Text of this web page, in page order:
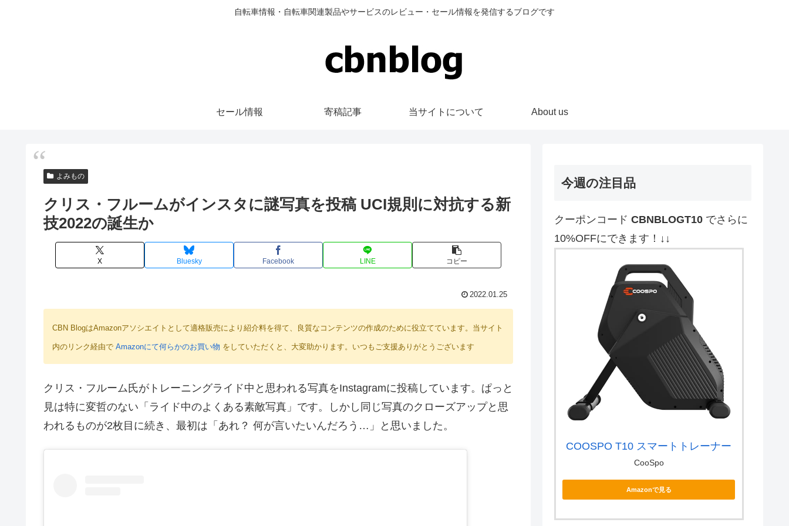
自転車情報・自転車関連製品やサービスのレビュー・セール情報を発信するブログです
セール情報 寄稿記事 当サイトについて About us
よみもの
クリス・フルームがインスタに謎写真を投稿 UCI規則に対抗する新
技2022の誕生か
X Bluesky Facebook LINE コピー
2022.01.25
CBN BlogはAmazonアソシエイトとして適格販売により紹介料を得て、良質なコンテンツの作成のために役立てています。当サイト
内のリンク経由で Amazonにて何らかのお買い物 をしていただくと、大変助かります。いつもご支援ありがとうございます
クリス・フルーム氏がトレーニングライド中と思われる写真をInstagramに投稿しています。ぱっと
見は特に変哲のない「ライド中のよくある素敵写真」です。しかし同じ写真のクローズアップと思
われるものが2枚目に続き、最初は「あれ？ 何が言いたいんだろう…」と思いました。
今週の注目品
クーポンコード CBNBLOGT10 でさらに
10%OFFにできます！↓↓
COOSPO T10 スマートトレーナー
CooSpo
Amazonで見る